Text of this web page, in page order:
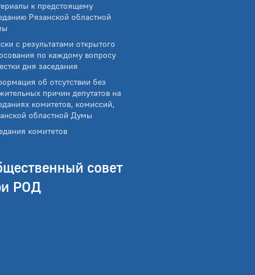
к предстоящему
Рязанской областной
с результатами открытого
по каждому вопросу
дня заседания
об отсутствии без
причин депутатов на
комитетов, комиссий,
областной Думы
комитетов
совет
РОД